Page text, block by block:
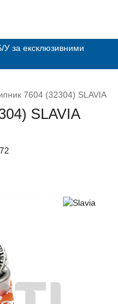
У за ексклюзивними
7604 (32304) SLAVIA
SLAVIA